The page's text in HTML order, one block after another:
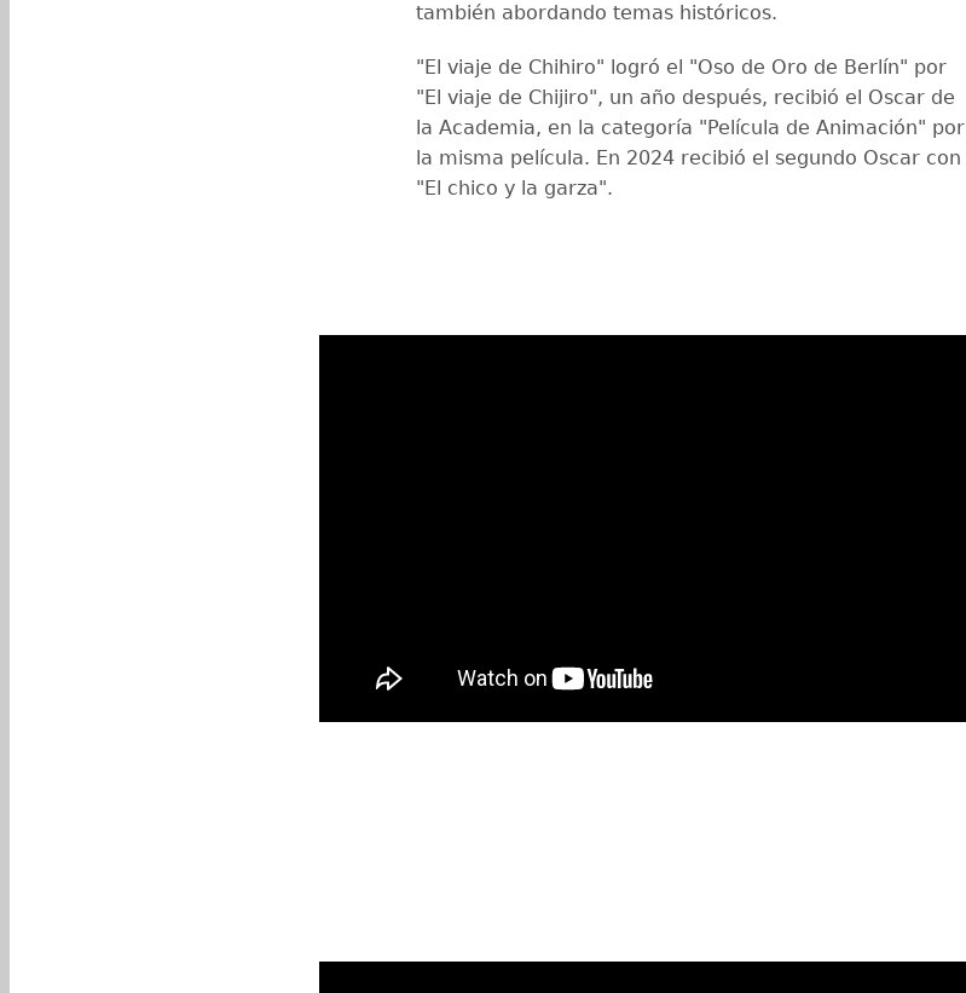
también abordando temas históricos.
"El viaje de Chihiro" logró el "Oso de Oro de Berlín" por
"El viaje de Chijiro", un año después, recibió el Oscar de
la Academia, en la categoría "Película de Animación" por
la misma película. En 2024 recibió el segundo Oscar con
"El chico y la garza".